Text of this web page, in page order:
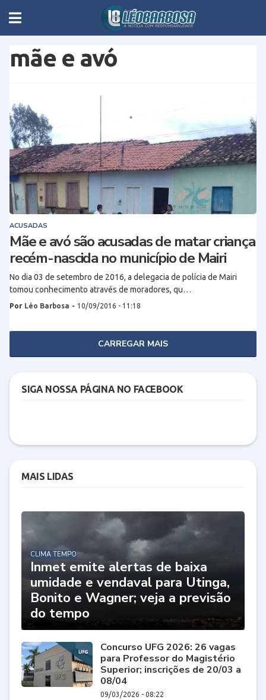
mãe e avó
ACUSADAS
Mãe e avó são acusadas de matar criança
recém-nascida no município de Mairi
No dia 03 de setembro de 2016, a delegacia de polícia de Mairi
tomou conhecimento através de moradores, qu…
Por Léo Barbosa - 10/09/2016 - 11:18
CARREGAR MAIS
SIGA NOSSA PÁGINA NO FACEBOOK
MAIS LIDAS
CLIMA TEMPO
Inmet emite alertas de baixa
umidade e vendaval para Utinga,
Bonito e Wagner; veja a previsão
do tempo
Concurso UFG 2026: 26 vagas
para Professor do Magistério
Superior; inscrições de 20/03 a
08/04
09/03/2026 - 08:22